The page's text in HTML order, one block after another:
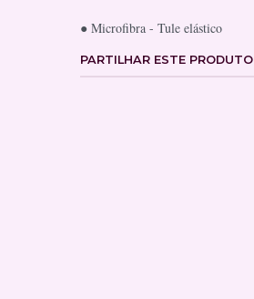
● Microfibra - Tule elástico
PARTILHAR ESTE PRODUTO